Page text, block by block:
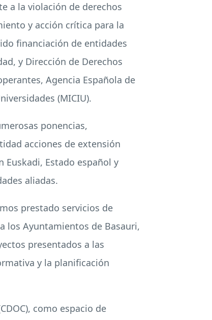
a la violación de derechos
y acción crítica para la
financiación de entidades
y Dirección de Derechos
Agencia Española de
(MICIU).
ponencias,
acciones de extensión
Euskadi, Estado español y
aliadas.
prestado servicios de
los Ayuntamientos de Basauri,
presentados a las
y la planificación
como espacio de